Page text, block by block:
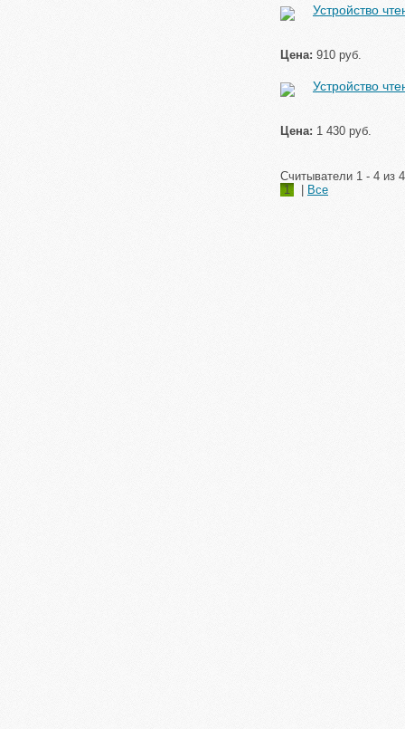
Устройство
Цена: 910 руб.
Устройство
Цена: 1 430 руб.
Считыватели 1 - 4 из 4
1 | Все